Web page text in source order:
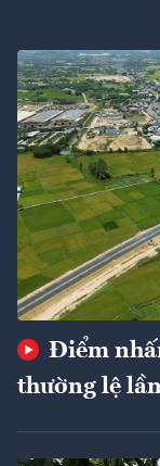
Điểm
thường lệ